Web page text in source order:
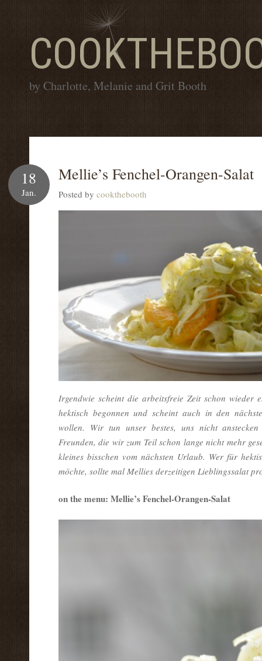
by Charlotte, Melanie and Grit Booth
Mellie’s Fenchel-Orangen-Salat
Posted by cookthebooth
18
Jan.
Irgendwie scheint die arbeitsfreie Zeit schon wieder
hektisch begonnen und scheint auch in den
wollen. Wir tun unser bestes, uns nicht
Freunden, die wir zum Teil schon lange nicht mehr
kleines bisschen vom nächsten Urlaub. Wer für
möchte, sollte mal Mellies derzeitigen Lieblingssalat
on the menu: Mellie’s Fenchel-Orangen-Salat